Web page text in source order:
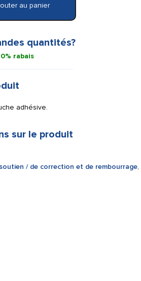
au panier
quantités?
rabais
adhésive.
sur le produit
/ de correction et de rembourrage,